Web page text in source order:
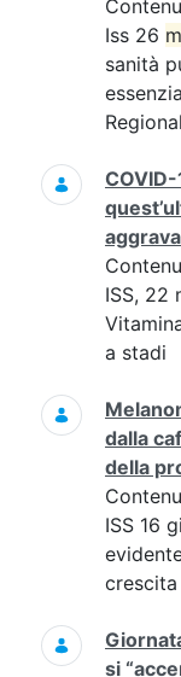
Iss 26
sanità
ISS, 22
a stadi
dalla
della
ISS 16
crescita
si